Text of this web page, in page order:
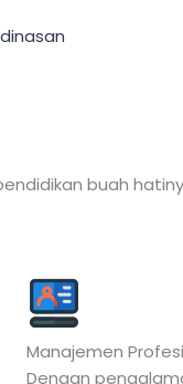
buah
Manajemen
Dengan